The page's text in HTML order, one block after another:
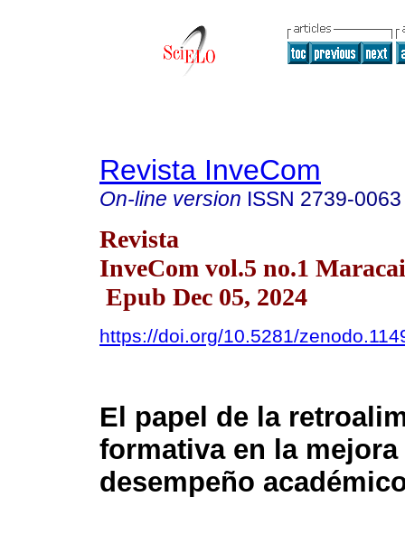
Revista InveCom
On-line version ISSN 2739-0063
Revista
InveCom vol.5 no.1
Epub Dec 05, 2024
https://doi.org/10.5281/
El papel de la
formativa en la mejora
desempeño